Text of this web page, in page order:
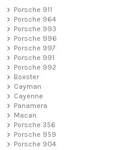
Porsche 911
Porsche 964
Porsche 993
Porsche 996
Porsche 997
Porsche 991
Porsche 992
Boxster
Cayman
Cayenne
Panamera
Macan
Porsche 356
Porsche 959
Porsche 904